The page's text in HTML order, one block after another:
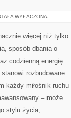
WYŁĄCZONA
więcej niż tylko
sposób dbania o
codzienną energię.
rozbudowane
każdy miłośnik ruchu
– może
stylu życia,